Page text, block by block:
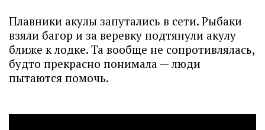
Плавники акулы запутались в сети. Рыбаки
взяли багор и за веревку подтянули акулу
ближе к лодке. Та вообще не сопротивлялась,
будто прекрасно понимала — люди
пытаются помочь.